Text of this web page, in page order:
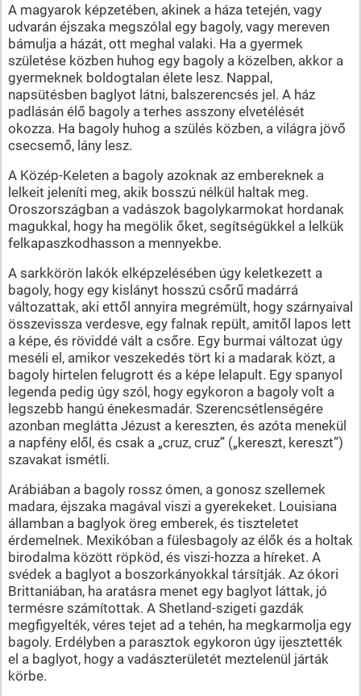
A magyarok képzetében, akinek a háza tetején, vagy
udvarán éjszaka megszólal egy bagoly, vagy mereven
bámulja a házát, ott meghal valaki. Ha a gyermek
születése közben huhog egy bagoly a közelben, akkor a
gyermeknek boldogtalan élete lesz. Nappal,
napsütésben baglyot látni, balszerencsés jel. A ház
padlásán élő bagoly a terhes asszony elvetélését
okozza. Ha bagoly huhog a szülés közben, a világra jövő
csecsemő, lány lesz.
A Közép-Keleten a bagoly azoknak az embereknek a
lelkeit jeleníti meg, akik bosszú nélkül haltak meg.
Oroszországban a vadászok bagolykarmokat hordanak
magukkal, hogy ha megölik őket, segítségükkel a lelkük
felkapaszkodhasson a mennyekbe.
A sarkkörön lakók elképzelésében úgy keletkezett a
bagoly, hogy egy kislányt hosszú csőrű madárrá
változattak, aki ettől annyira megrémült, hogy szárnyaival
összevissza verdesve, egy falnak repült, amitől lapos lett
a képe, és röviddé vált a csőre. Egy burmai változat úgy
meséli el, amikor veszekedés tört ki a madarak közt, a
bagoly hirtelen felugrott és a képe lelapult. Egy spanyol
legenda pedig úgy szól, hogy egykoron a bagoly volt a
legszebb hangú énekesmadár. Szerencsétlenségére
azonban meglátta Jézust a kereszten, és azóta menekül
a napfény elől, és csak a „cruz, cruz” („kereszt, kereszt”)
szavakat ismétli.
Arábiában a bagoly rossz ómen, a gonosz szellemek
madara, éjszaka magával viszi a gyerekeket. Louisiana
államban a baglyok öreg emberek, és tiszteletet
érdemelnek. Mexikóban a fülesbagoly az élők és a holtak
birodalma között röpköd, és viszi-hozza a híreket. A
svédek a baglyot a boszorkányokkal társítják. Az ókori
Brittaniában, ha aratásra menet egy baglyot láttak, jó
termésre számítottak. A Shetland-szigeti gazdák
megfigyelték, véres tejet ad a tehén, ha megkarmolja egy
bagoly. Erdélyben a parasztok egykoron úgy ijesztették
el a baglyot, hogy a vadászterületét meztelenül járták
körbe.